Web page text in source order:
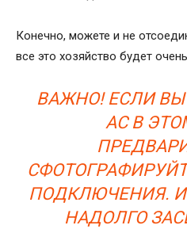
Конечно, можете и не
все это хозяйство будет
ВАЖНО! ЕСЛИ
АС В
ПОДКЛЮЧЕНИЯ.
НАДОЛГО